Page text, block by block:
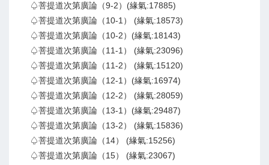
♤菩提道次第廣論（9-2）(緣氣:17885)
♤菩提道次第廣論（10-1） (緣氣:18573)
♤菩提道次第廣論（10-2）(緣氣:18143)
♤菩提道次第廣論（11-1） (緣氣:23096)
♤菩提道次第廣論（11-2） (緣氣:15120)
♤菩提道次第廣論（12-1）(緣氣:16974)
♤菩提道次第廣論（12-2） (緣氣:28059)
♤菩提道次第廣論（13-1）(緣氣:29487)
♤菩提道次第廣論（13-2） (緣氣:15836)
♤菩提道次第廣論（14） (緣氣:15256)
♤菩提道次第廣論（15） (緣氣:23067)